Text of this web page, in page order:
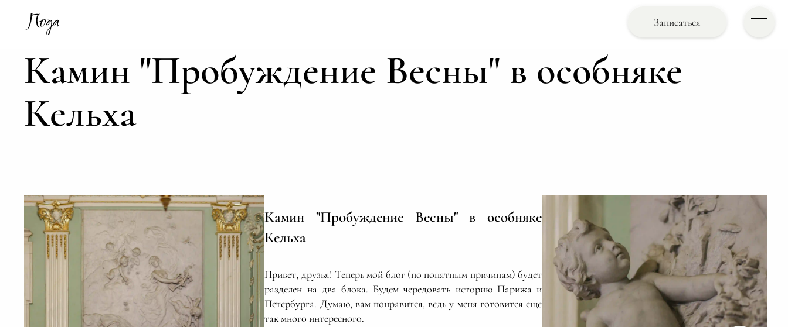
Записаться
Камин "Пробуждение Весны" в особняке
Кельха
Камин "Пробуждение Весны" в особняке
Кельха
Привет, друзья! Теперь мой блог (по понятным причинам) будет
разделен на два блока. Будем чередовать историю Парижа и
Петербурга. Думаю, вам понравится, ведь у меня готовится еще
так много интересного.